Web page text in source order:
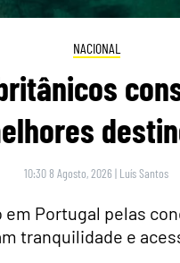
NACIONAL
10:30 8 Agosto, 2026 | Luís Santos
Portugal pelas
tranquilidade e